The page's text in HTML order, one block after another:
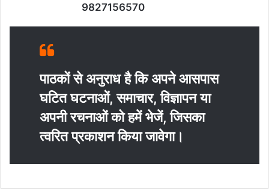
9827156570
पाठकों से अनुराध है कि अपने आसपास
घटित घटनाओं, समाचार, विज्ञापन या
अपनी रचनाओं को हमें भेजें, जिसका
त्‍वरित प्रकाशन किया जावेगा।